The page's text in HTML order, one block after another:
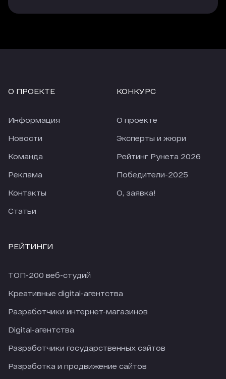
О ПРОЕКТЕ
Информация
Новости
Команда
Реклама
Контакты
Статьи
РЕЙТИНГИ
ТОП-200 веб-студий
Креативные digital-агентства
Разработчики интернет-магазинов
Digital-агентства
Разработчики государственных сайтов
Разработка и продвижение сайтов
КОНКУРС
О проекте
Эксперты и жюри
Рейтинг Рунета 2026
Победители-2025
О, заявка!